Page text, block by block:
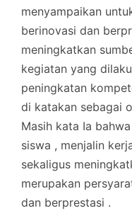
menyampaikan
berinovasi dan
meningkatkan
kegiatan yang
peningkatan
di katakan sebagai
Masih kata Ia
siswa , menjalin
sekaligus
merupakan
dan berprestasi .